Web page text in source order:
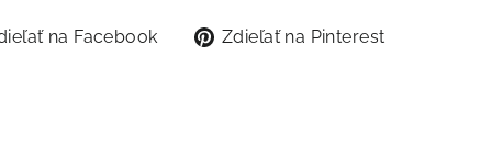
na Facebook
ZdieľaťZdieľať na Pinterest